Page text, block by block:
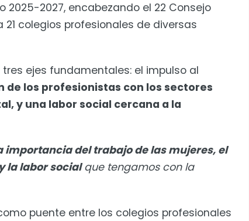
2025-2027, encabezando el 22 Consejo
colegios profesionales de diversas
ejes fundamentales: el impulso al
de los profesionistas con los sectores
y una labor social cercana a la
importancia del trabajo de las mujeres, el
la labor socialque tengamos con la
puente entre los colegios profesionales